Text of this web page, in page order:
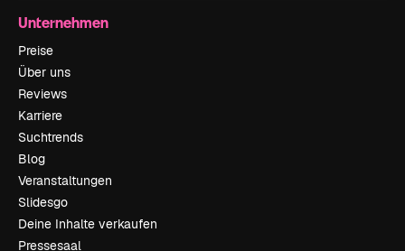
Unternehmen
Preise
Über uns
Reviews
Karriere
Suchtrends
Blog
Veranstaltungen
Slidesgo
Deine Inhalte verkaufen
Pressesaal